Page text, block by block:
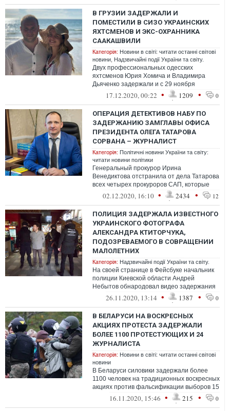
В ГРУЗИИ ЗАДЕРЖАЛИ И
ПОМЕСТИЛИ В СИЗО УКРАИНСКИХ
ЯХТСМЕНОВ И ЭКС-ОХРАННИКА
СААКАШВИЛИ
Категорія: Новини в світі: читати останні світові
новини Надзвичайні події України та світу.
Двух профессиональных одесских
яхтсменов Юрия Хомича и Владимира
Дьяченко задержали и с 29 ноября
удерживают в следственном изоляторе
17.12.2020, 00:22 • 1209 • 0
ОПЕРАЦИЯ ДЕТЕКТИВОВ НАБУ ПО
ЗАДЕРЖАНИЮ ЗАМГЛАВЫ ОФИСА
ПРЕЗИДЕНТА ОЛЕГА ТАТАРОВА
СОРВАНА – ЖУРНАЛИСТ
Категорія: Політичні новини України та світу:
читати новини політики
Генеральный прокурор Ирина
Венедиктова отстранила от дела Татарова
всех четырех прокуроров САП, которые
вели дело Микитася и Татарова, и сделала
02.12.2020, 16:10 • 2434 • 12
ПОЛИЦИЯ ЗАДЕРЖАЛА ИЗВЕСТНОГО
УКРАИНСКОГО ФОТОГРАФА
АЛЕКСАНДРА КТИТОРЧУКА,
ПОДОЗРЕВАЕМОГО В СОВРАЩЕНИИ
МАЛОЛЕТНИХ
Категорія: Надзвичайні події України та світу.
На своей странице в Фейсбуке начальник
полиции Киевской области Андрей
Небытов обнародовал видео задержания
известного в Украине фотографа
26.11.2020, 13:14 • 1387 • 0
В БЕЛАРУСИ НА ВОСКРЕСНЫХ
АКЦИЯХ ПРОТЕСТА ЗАДЕРЖАЛИ
БОЛЕЕ 1100 ПРОТЕСТУЮЩИХ И 24
ЖУРНАЛИСТА
Категорія: Новини в світі: читати останні світові
новини
В Беларуси силовики задержали более
1100 человек на традиционных воскресных
акциях против фальсификации выборов 15
ноября.16.11.2020, 15:46 • 215 • 0